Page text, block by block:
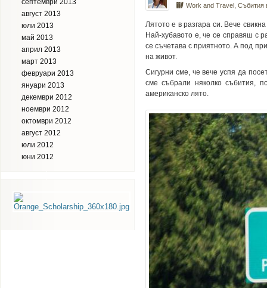
септември 2013
август 2013
юли 2013
май 2013
април 2013
март 2013
февруари 2013
януари 2013
декември 2012
ноември 2012
октомври 2012
август 2012
юли 2012
юни 2012
Work and Travel
Лятото е в разгара си. Вече
Най-хубавото е, че се справяш с
се съчетава с приятното. А под
на живот.
Сигурни сме, че вече успя да
сме събрали няколко събития,
американско лято.